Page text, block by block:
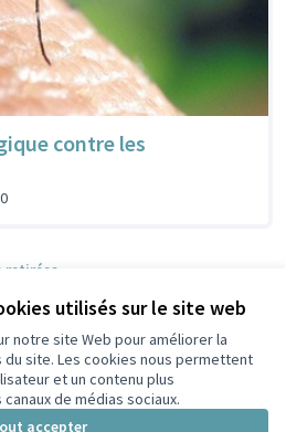
utilisés sur le site web
notre site Web pour améliorer la
site. Les cookies nous permettent
et un contenu plus
de médias sociaux.
accepter
contre les
0
retirées
Facebook
sur Instagram
sur YouTube